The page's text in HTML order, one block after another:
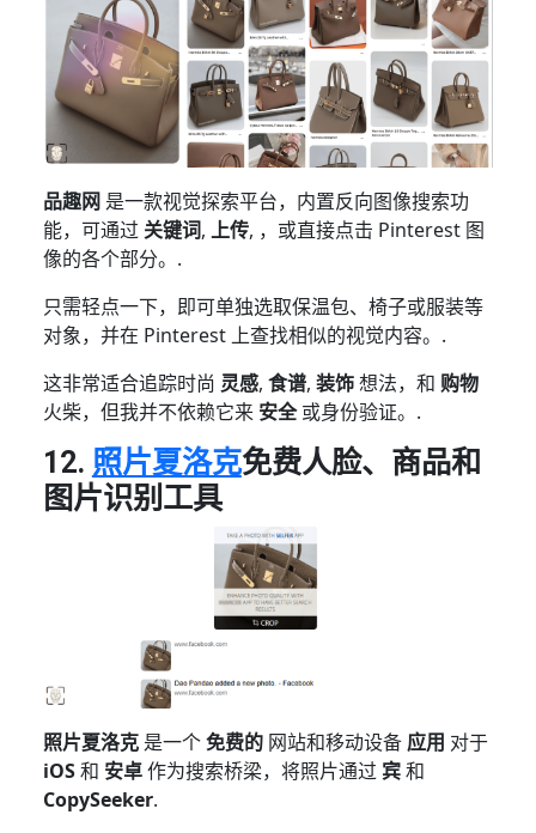
品趣网 是一款视觉探索平台，内置反向图像搜索功
能，可通过 关键词, 上传, ，或直接点击 Pinterest 图
像的各个部分。.
只需轻点一下，即可单独选取保温包、椅子或服装等
对象，并在 Pinterest 上查找相似的视觉内容。.
这非常适合追踪时尚 灵感, 食谱, 装饰想法，和 购物
火柴，但我并不依赖它来 安全或身份验证。.
12. 照片夏洛克免费人脸、商品和
图片识别工具
照片夏洛克是一个免费的 网站和移动设备 应用 对于
iOS和 安卓作为搜索桥梁，将照片通过 宾和
CopySeeker.